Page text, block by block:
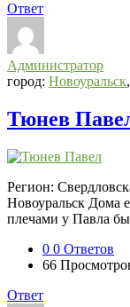
Ответ
Администратор
город: Новоуральск,
Тюнев
Регион:
Новоуральск Дома
плечами у Павла
0 0 Ответов
66
Ответ